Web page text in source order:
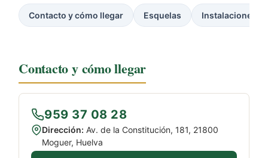
Contacto y cómo llegar Esquelas Instalaciones
Contacto y cómo llegar
959 37 08 28
Dirección: Av. de la Constitución, 181, 21800
Moguer, Huelva